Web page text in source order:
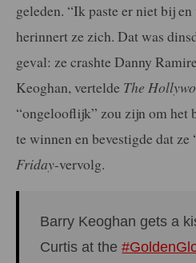
geleden. “Ik paste er niet bij
herinnert ze zich. Dat was
geval: ze crashte Danny
Keoghan, vertelde The
“ongelooflijk” zou zijn om het
te winnen en bevestigde dat ze
Friday-vervolg.
Barry Keoghan gets a
Curtis at the